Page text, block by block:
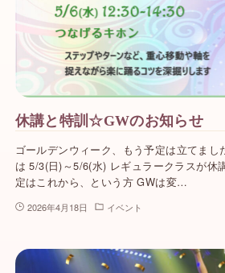
休講と特訓☆GWのお知らせ
ゴールデンウィーク、もう予定は立てまし
は 5/3(日)～5/6(水) レギュラークラスが休
定はこれから、という方 GWは変…
2026年4月18日 イベント